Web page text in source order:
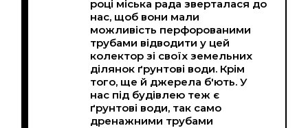
році міська рада зверталася до
нас, щоб вони мали
можливість перфорованими
трубами відводити у цей
колектор зі своїх земельних
ділянок ґрунтові води. Крім
того, ще й джерела б'ють. У
нас під будівлею теж є
ґрунтові води, так само
дренажними трубами